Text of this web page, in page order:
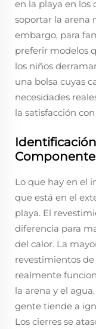
en la playa en los
soportar la arena
embargo, para
preferir modelos
los niños
una bolsa cuyas
necesidades
la satisfacción
Lo que hay en el
que está en el
playa. El
diferencia para
del calor. La
revestimientos
realmente
la arena y el
gente tiende a
Los cierres se